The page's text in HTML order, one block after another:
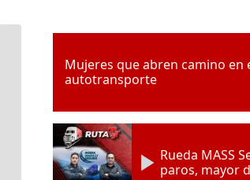
Mujeres que abren camino en
autotransporte
Rueda MASS
paros, mayor